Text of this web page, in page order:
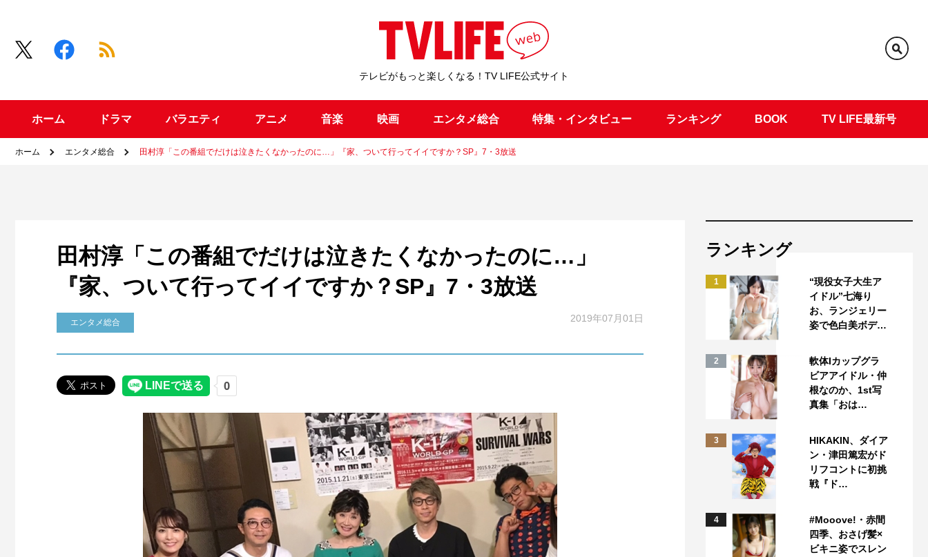
テレビがもっと楽しくなる！TV LIFE公式サイト
ホーム ドラマ バラエティ アニメ 音楽 映画 エンタメ総合 特集・インタビュー ランキング BOOK TV LIFE最新号
ホーム エンタメ総合 田村淳「この番組でだけは泣きたくなかったのに…」『家、ついて行ってイイですか？SP』7・3放送
田村淳「この番組でだけは泣きたくなかったのに…」
『家、ついて行ってイイですか？SP』7・3放送
エンタメ総合 2019年07月01日
ランキング
1
“現役女子大生ア
イドル”七海り
お、ランジェリー
姿で色白美ボデ…
2
軟体Iカップグラ
ビアアイドル・仲
根なのか、1st写
真集「おは…
3
HIKAKIN、ダイア
ン・津田篤宏がド
リフコントに初挑
戦『ド…
4
#Mooove!・赤間
四季、おさげ髪×
ビキニ姿でスレン